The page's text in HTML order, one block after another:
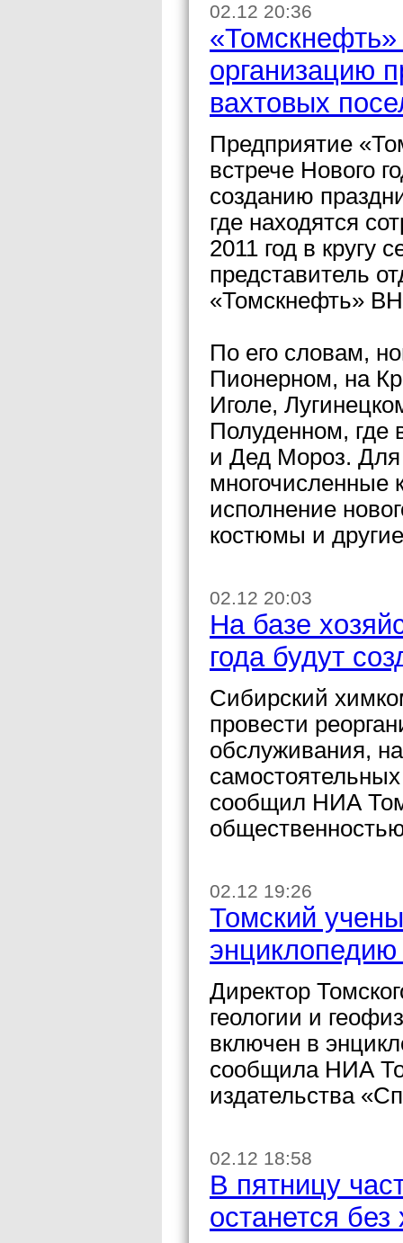
02.12 20:36
организацию
вахтовых
Предприятие
встрече Нового
созданию
где находятся
2011 год в
представитель
«Томскнефть»
По его словам,
Пионерном, на
Иголе,
Полуденном, где
и Дед Мороз. Для
многочисленные
исполнение
костюмы и
02.12 20:03
На базе
года будут
Сибирский
провести
обслуживания,
сообщил НИА
02.12 19:26
Томский
Директор
геологии и
включен в
сообщила НИА
издательства
02.12 18:58
В пятницу
останется